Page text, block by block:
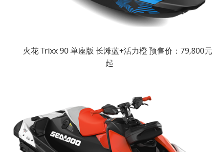
火花 Trixx 90 单座版 长滩蓝+活力橙 预售价：79,800元
起